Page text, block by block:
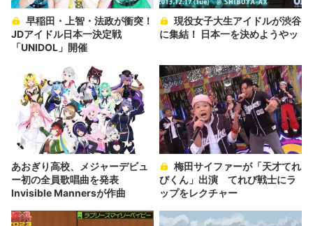
JDアイドル日本一決定戦
「UNIDOL」開催
に集結！ 日本一を決めようやッ
あおぎり高校、メジャーデビュ
ー初の全員歌唱曲を発表
Invisible Mannersが作曲
びくん」出演 てれび戦士にラ
ップをレクチャー